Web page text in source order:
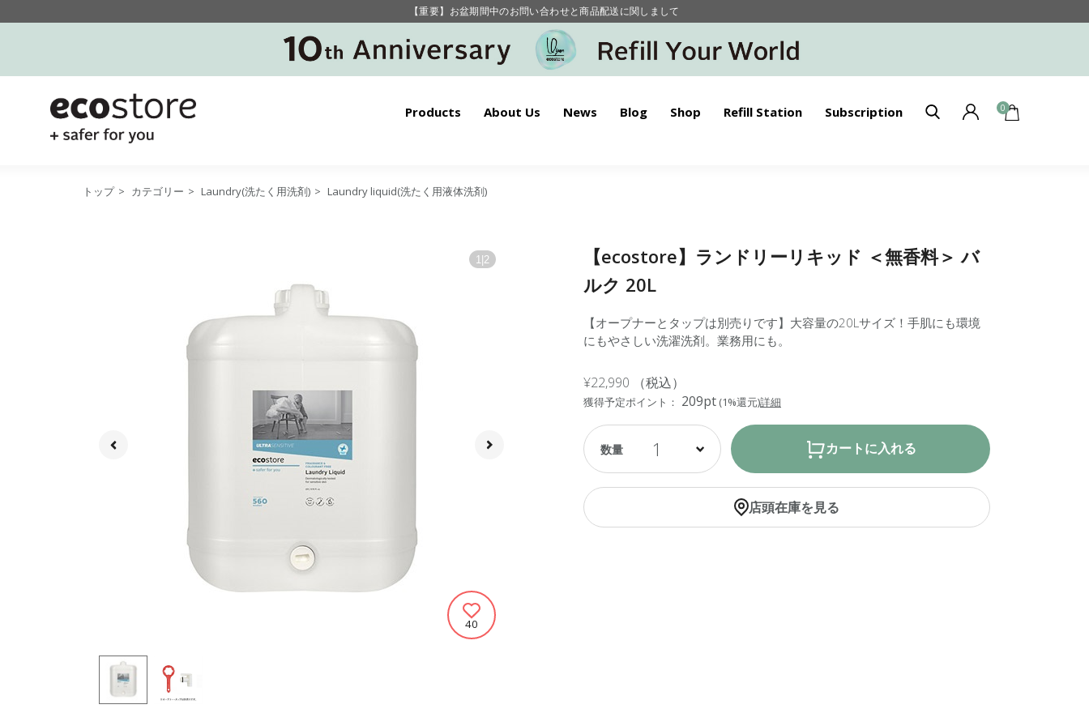
毎月お得にポイントが貯まる！ “月のポイントアップデー”
【重要】お盆期間中のお問い合わせと商品配送に関しまして
毎月お得にポイントが貯まる！ “月のポイントアップデー”
Products About Us News Blog Shop Refill Station Subscription 0
トップ > カテゴリー > Laundry(洗たく用洗剤) > Laundry liquid(洗たく用液体洗剤)
1 |2
40
【ecostore】ランドリーリキッド ＜無香料＞ バ
ルク 20L
【オープナーとタップは別売りです】大容量の20Lサイズ！手肌にも環境
にもやさしい洗濯洗剤。業務用にも。
¥22,990 （税込）
獲得予定ポイント： 209pt (1%還元)詳細
1 カートに入れる
店頭在庫を見る